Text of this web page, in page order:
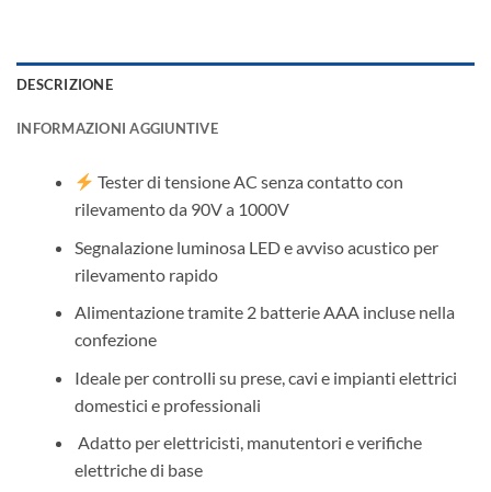
DESCRIZIONE
INFORMAZIONI AGGIUNTIVE
Tester di tensione AC senza contatto con
rilevamento da 90V a 1000V
Segnalazione luminosa LED e avviso acustico per
rilevamento rapido
Alimentazione tramite 2 batterie AAA incluse nella
confezione
Ideale per controlli su prese, cavi e impianti elettrici
domestici e professionali
‍ Adatto per elettricisti, manutentori e verifiche
elettriche di base